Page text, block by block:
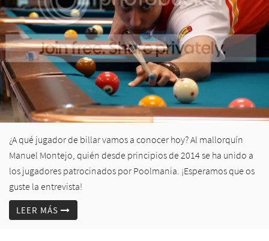
¿A qué jugador de billar vamos a conocer hoy? Al mallorquín
Manuel Montejo, quién desde principios de 2014 se ha unido a
los jugadores patrocinados por Poolmania. ¡Esperamos que os
guste la entrevista!
LEER MÁS